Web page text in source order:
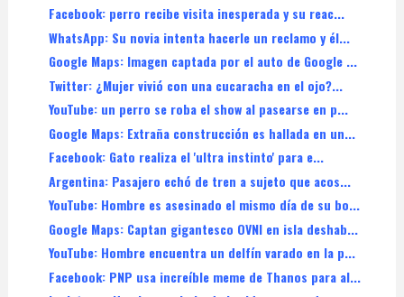
Facebook: perro recibe visita inesperada y su reac...
WhatsApp: Su novia intenta hacerle un reclamo y él...
Google Maps: Imagen captada por el auto de Google ...
Twitter: ¿Mujer vivió con una cucaracha en el ojo?...
YouTube: un perro se roba el show al pasearse en p...
Google Maps: Extraña construcción es hallada en un...
Facebook: Gato realiza el 'ultra instinto' para e...
Argentina: Pasajero echó de tren a sujeto que acos...
YouTube: Hombre es asesinado el mismo día de su bo...
Google Maps: Captan gigantesco OVNI en isla deshab...
YouTube: Hombre encuentra un delfín varado en la p...
Facebook: PNP usa increíble meme de Thanos para al...